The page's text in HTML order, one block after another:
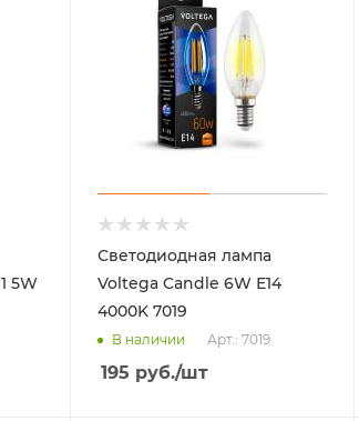
5W
Светодиодная лампа
Voltega Candle 6W Е14
4000K 7019
В наличии Арт.: 7019
195 руб./шт